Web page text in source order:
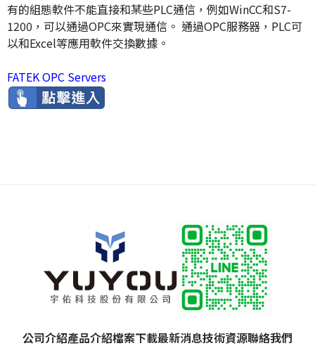
有的組態軟件不能直接和某些PLC通信，例如WinCC和S7-
1200，可以通過OPC來實現通信。 通過OPC服務器，PLC可
以和Excel等應用軟件交換數據。
FATEK OPC Servers
公司介紹產品介紹檔案下載最新消息技術資源聯絡我們